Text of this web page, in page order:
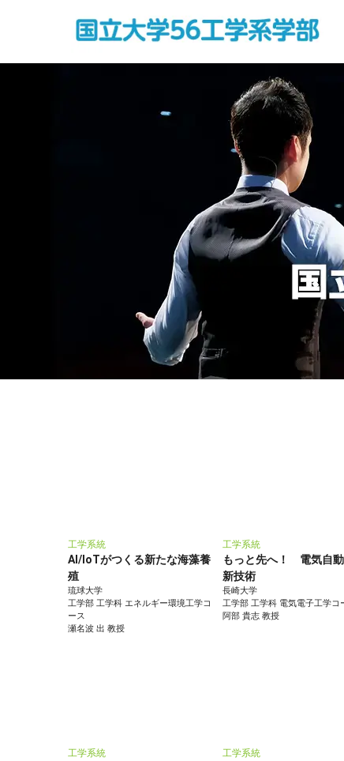
工学系統
AI/IoTがつくる新たな海藻養
殖
琉球大学
工学部 工学科 エネルギー環境工学コ
ース
瀬名波 出 教授
工学系統
もっと先へ！ 電気自
新技術
長崎大学
工学部 工学科 電気電子工学コ
阿部 貴志 教授
工学系統 工学系統